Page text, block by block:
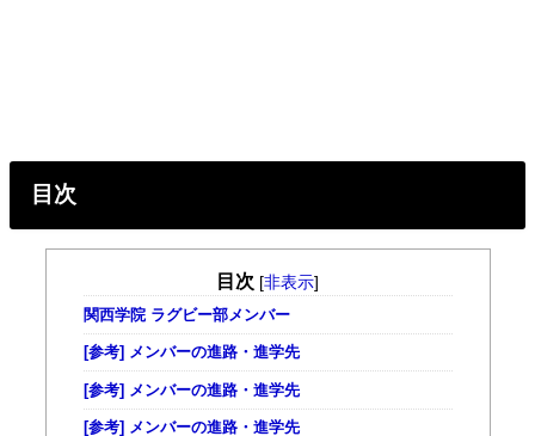
目次
目次 [非表示]
関西学院 ラグビー部メンバー
[参考] メンバーの進路・進学先
[参考] メンバーの進路・進学先
[参考] メンバーの進路・進学先